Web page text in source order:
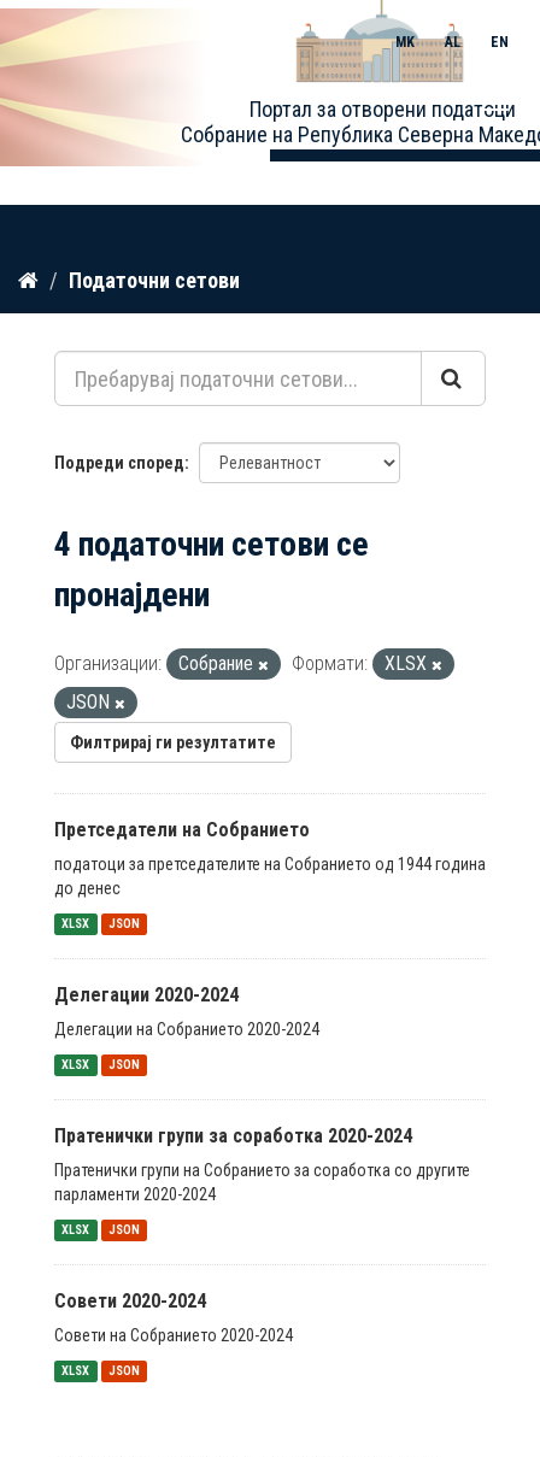
Прескокнете
содржина
Портал за отворени податоци
Собрание на Република Северна
MK AL EN
Toggle
Податочни сетови
Подреди според
4 податочни сетови се
пронајдени
Организации: Собрание Формати:
XLSX
JSON
Филтрирај ги резултатите
Претседатели на Собранието
податоци за претседателите на Собранието од 1944 година
до денес
XLSX JSON
Делегации 2020-2024
Делегации на Собранието 2020-2024
XLSX JSON
Пратенички групи за соработка 2020-2024
Пратенички групи на Собранието за соработка со другите
парламенти 2020-2024
XLSX JSON
Совети 2020-2024
Совети на Собранието 2020-2024
XLSX JSON